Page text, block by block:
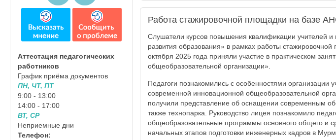
Работа стажировочной площадки на базе
Слушатели курсов повышения квалификации учителей
развития образования» в рамках работы
октября 2025 года приняли участие в практическом
общеобразовательной организации».
Педагоги познакомились с особенностями организации
современной инновационной общеобразовательной
получили представление об оснащении современным
также технопарка. Руководство лицея познакомило
общеобразовательные программы основного общего и
начальных этапов подготовки инженерных кадров в
Аттестация педагогических
работников
График приёма документов
ПН, ЧТ, ПТ
9:00 - 13:00
14:00 - 17:00
ВТ, СР
Неприемные дни
Телефон: